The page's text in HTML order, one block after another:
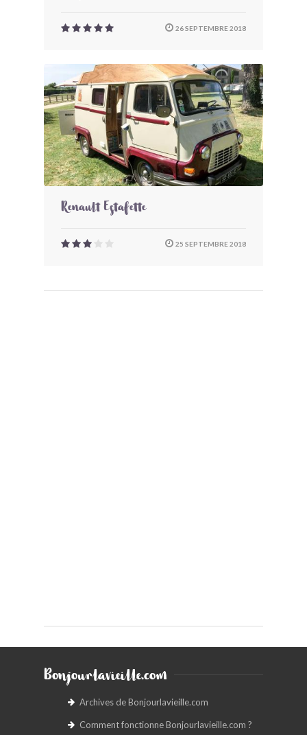
26 SEPTEMBRE 2018
Renault Estafette
25 SEPTEMBRE 2018
Bonjourlavieille.com
Archives de Bonjourlavieille.com
Comment fonctionne Bonjourlavieille.com ?